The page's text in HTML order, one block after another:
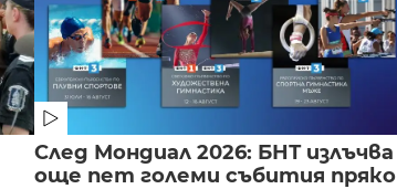
След Мондиал 2026: БНТ излъчва
още пет големи събития пряко